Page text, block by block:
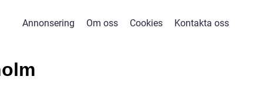
Annonsering Om oss Cookies Kontakta oss